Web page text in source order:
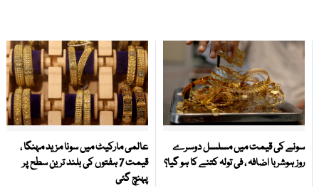
سونے کی قیمت میں مسلسل دوسرے
روز ہوشربا اضافہ ، فی تولہ کتنے کا ہو گیا؟
عالمی مارکیٹ میں سونا مزید مہنگا ،
قیمت 7 ہفتوں کی بلند ترین سطح پر
پہنچ گئی